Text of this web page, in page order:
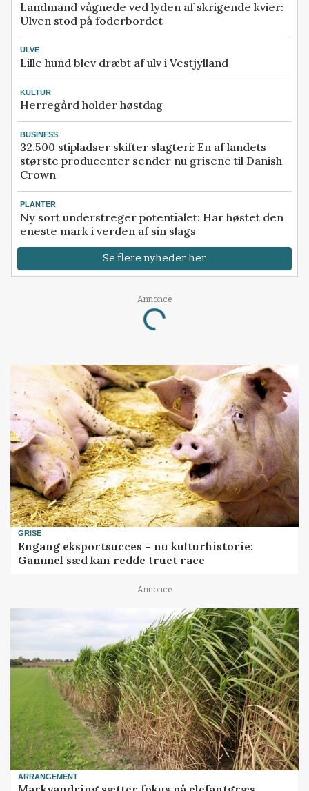
Landmand vågnede ved lyden af skrigende kvier:
Ulven stod på foderbordet
ULVE
Lille hund blev dræbt af ulv i Vestjylland
KULTUR
Herregård holder høstdag
BUSINESS
32.500 stipladser skifter slagteri: En af landets
største producenter sender nu grisene til Danish
Crown
PLANTER
Ny sort understreger potentialet: Har høstet den
eneste mark i verden af sin slags
Se flere nyheder her
Annonce
Loading...
GRISE
Engang eksportsucces – nu kulturhistorie:
Gammel sæd kan redde truet race
Annonce
ARRANGEMENT